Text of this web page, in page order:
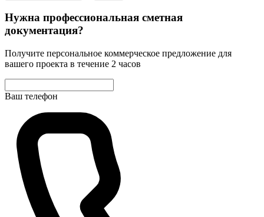
Нужна профессиональная сметная
документация?
Получите персональное коммерческое предложение для
вашего проекта в течение 2 часов
Ваш телефон